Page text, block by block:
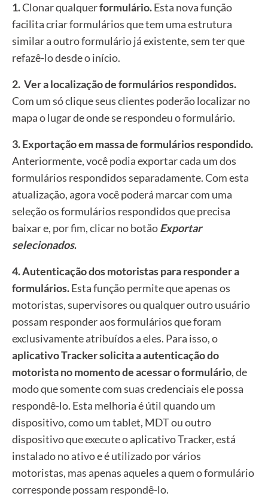
1.Clonar qualquerformulário.Esta nova função
facilita criarformuláriosque tem uma estrutura
similar a outroformuláriojá existente, semter que
refazê-lo desde o início.
2. Ver a localização de formulários respondidos.
Com um só clique seus clientes poderão localizar no
mapa o lugar de onde se respondeu o formulário.
3. Exportação em massa de formulários respondido.
Anteriormente, você podia exportar cada um dos
formulários respondidos separadamente. Com esta
atualização, agora você poderá marcar com uma
seleção os formulários respondidos que precisa
baixar e, por fim, clicar no botãoExportar
selecionados.
4.Autenticação dos motoristas para responder a
formulários.Esta função permite que apenas os
motoristas, supervisores ou qualquer outro usuário
possam responder aos formulários que foram
exclusivamente atribuídos a eles. Para isso, o
aplicativo Tracker solicita a autenticação do
motorista no momento de acessar o formulário, de
modo que somente com suas credenciais ele possa
respondê-lo. Esta melhoria é útil quando um
dispositivo, como um tablet, MDT ou outro
dispositivo que execute o aplicativo Tracker, está
instalado no ativo e é utilizado por vários
motoristas, mas apenas aqueles a quem o formulário
corresponde possam respondê-lo.